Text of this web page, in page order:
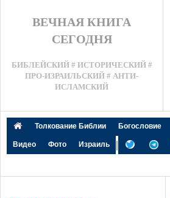
ВЕЧНАЯ КНИГА
СЕГОДНЯ
БИБЛЕЙСКИЙ # ИСТОРИЧЕСКИЙ #
ПРО-ИЗРАИЛЬСКИЙ # АНТИ-
ИСЛАМСКИЙ
Толкование Библии Богословие
Видео Фото Израиль
|